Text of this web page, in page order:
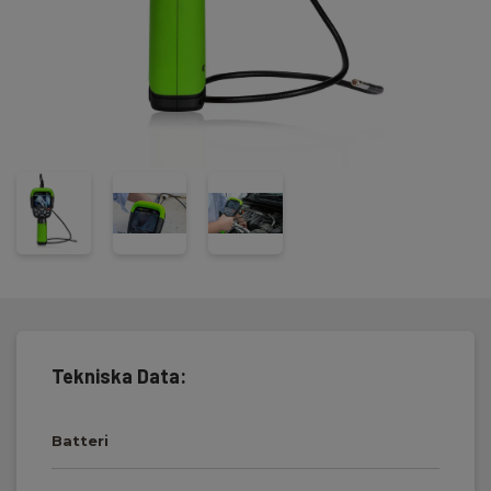
batteri, strömförsörjning/laddare, mini USB-kabel, magnet, 8 GB
Tekniska Data:
Batteri